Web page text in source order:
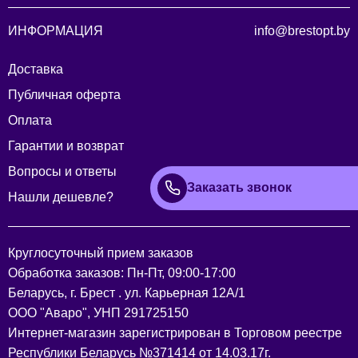
ИНФОРМАЦИЯ
Доставка
Публичная оферта
Оплата
Гарантии и возврат
Вопросы и ответы
Нашли дешевле?
info@brestopt.by
Заказать звонок
Круглосуточный прием заказов
Обработка заказов: Пн-Пт, 09:00-17:00
Беларусь, г. Брест . ул. Карьерная 12А/1
ООО "Аваро", УНП 291725150
Интернет-магазин зарегистрирован в Торговом реестре
Республики Беларусь №371414 от 14.03.17г.